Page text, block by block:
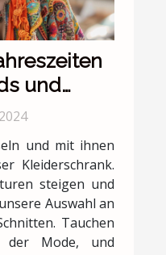
und
und mit ihnen
Kleiderschrank.
steigen und
Auswahl an
Tauchen
Mode, und